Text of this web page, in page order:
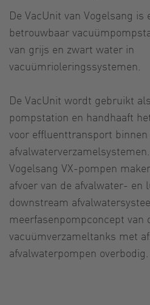
De VacUnit van Vogelsang is
betrouwbaar
van grijs en zwart water in
vacuümrioleringssystemen.
De VacUnit wordt gebruikt
pompstation en handhaaft
voor effluenttransport binnen
Vogelsang VX-pompen
afvoer van de afvalwater- en
downstream
meerfasenpompconcept van
vacuümverzameltanks met
afvalwaterpompen overbodig.